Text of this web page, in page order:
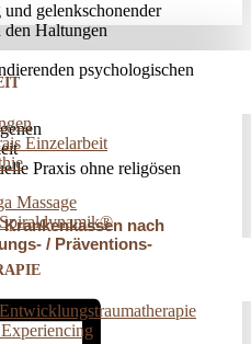
Einzelarbeit
Massage
gelenkschonender
den Haltungen
psychologischen
Praxis ohne religösen
nach
/ Präventions­